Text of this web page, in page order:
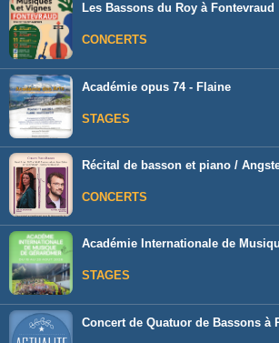
Les Bassons du Roy à Fontevraud
CONCERTS
Académie opus 74 - Flaine
STAGES
Récital de basson et piano /
CONCERTS
Académie Internationale de
STAGES
Concert de Quatuor de Bassons à